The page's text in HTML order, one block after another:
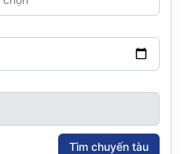
Tìm chuyến tàu